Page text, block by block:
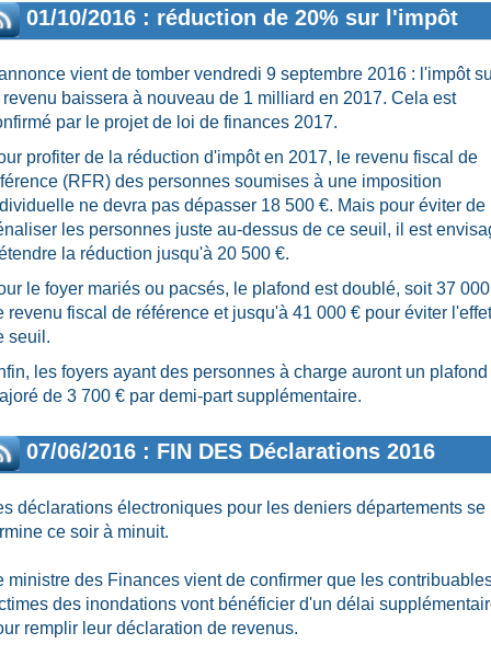
01/10/2016 : réduction de 20% sur l'impôt
vient de tomber vendredi 9 septembre 2016 : l'impôt
revenu baissera à nouveau de 1 milliard en 2017. Cela est
par le projet de loi de finances 2017.
profiter de la réduction d'impôt en 2017, le revenu fiscal de
(RFR) des personnes soumises à une imposition
ne devra pas dépasser 18 500 €. Mais pour éviter de
les personnes juste au-dessus de ce seuil, il est
la réduction jusqu'à 20 500 €.
le foyer mariés ou pacsés, le plafond est doublé, soit 37
revenu fiscal de référence et jusqu'à 41 000 € pour éviter l'effet
seuil.
les foyers ayant des personnes à charge auront un plafond
de 3 700 € par demi-part supplémentaire.
07/06/2016 : FIN DES Déclarations 2016
déclarations électroniques pour les deniers départements se
ce soir à minuit.
ministre des Finances vient de confirmer que les
des inondations vont bénéficier d'un délai
remplir leur déclaration de revenus.